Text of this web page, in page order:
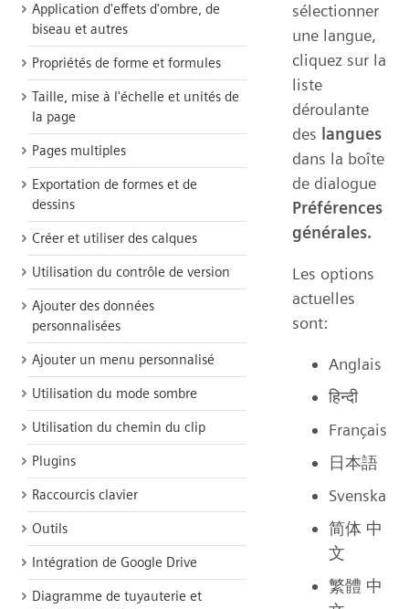
Application d'effets d'ombre, de
biseau et autres
Propriétés de forme et formules
Taille, mise à l'échelle et unités de
la page
Pages multiples
Exportation de formes et de
dessins
Créer et utiliser des calques
Utilisation du contrôle de version
Ajouter des données
personnalisées
Ajouter un menu personnalisé
Utilisation du mode sombre
Utilisation du chemin du clip
Plugins
Raccourcis clavier
Outils
Intégration de Google Drive
Diagramme de tuyauterie et
sélectionner
une langue,
cliquez sur la
liste
déroulante
des langues
dans la boîte
de dialogue
Préférences
générales.
Les options
actuelles
sont:
Anglais
हिन्दी
Français
日本語
Svenska
简体 中
文
繁體 中